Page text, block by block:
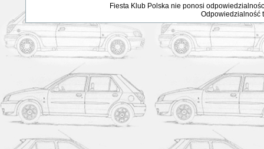
Fiesta Klub Polska nie ponosi
Odpowiedzialność